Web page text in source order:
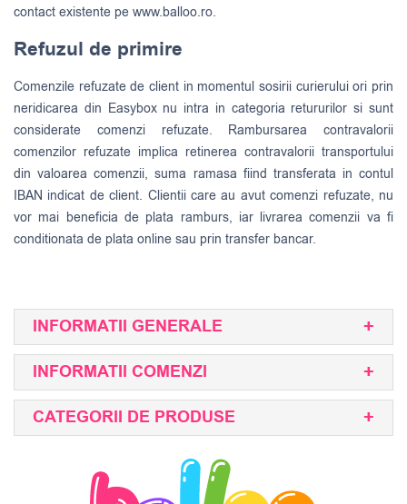
contact existente pe www.balloo.ro.
Refuzul de primire
Comenzile refuzate de client in momentul sosirii curierului ori prin
neridicarea din Easybox nu intra in categoria retururilor si sunt
considerate comenzi refuzate. Rambursarea contravalorii
comenzilor refuzate implica retinerea contravalorii transportului
din valoarea comenzii, suma ramasa fiind transferata in contul
IBAN indicat de client. Clientii care au avut comenzi refuzate, nu
vor mai beneficia de plata ramburs, iar livrarea comenzii va fi
conditionata de plata online sau prin transfer bancar.
INFORMATII GENERALE
INFORMATII COMENZI
CATEGORII DE PRODUSE